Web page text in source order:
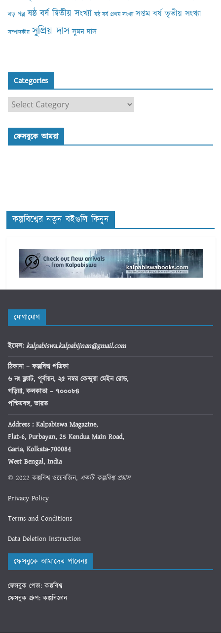
বড় গল্প ষষ্ঠ বর্ষ দ্বিতীয় সংখ্যা ষষ্ঠ বর্ষ প্রথম সংখ্যা সপ্তম বর্ষ তৃতীয় সংখ্যা
সম্পাদকীয় সুপ্রিয় দাস সুমন দাস
Categories
a
t
s
ফেসবুকে আমরা
কল্পবিশ্বের নতুন বইগুলি কিনুন
যোগাযোগ
ইমেল: kalpabiswa.kalpabijnan@gmail.com
ঠিকানা– কল্পবিশ্ব পত্রিকা
৬ নং ফ্ল্যাট, পূর্বায়ন, ২৫ নম্বর কেন্দুয়া মেইন রোড,
গড়িয়া, কলকাতা – ৭০০০৮৪
পশ্চিমবঙ্গ, ভারত
Address : Kalpabiswa Magazine,
Flat-6, Purbayan, 25 Kendua Main Road,
Garia, Kolkata-700084
West Bengal, India
© 2022 কল্পবিশ্ব ওয়েবজিন, একটি কল্পবিশ্ব প্রয়াস
Privacy Policy
Terms and Conditions
Data Deletion Instruction
ফেসবুকে আমাদের পাবেনঃ
ফেসবুক পেজ: কল্পবিশ্ব
ফেসবুক গ্রুপ: কল্পবিজ্ঞান